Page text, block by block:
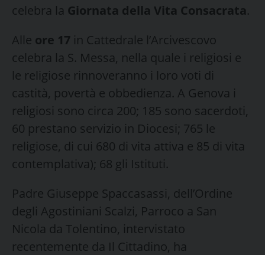
celebra la Giornata della Vita Consacrata.
Alle ore 17 in Cattedrale l’Arcivescovo
celebra la S. Messa, nella quale i religiosi e
le religiose rinnoveranno i loro voti di
castità, povertà e obbedienza. A Genova i
religiosi sono circa 200; 185 sono sacerdoti,
60 prestano servizio in Diocesi; 765 le
religiose, di cui 680 di vita attiva e 85 di vita
contemplativa); 68 gli Istituti.
Padre Giuseppe Spaccasassi, dell’Ordine
degli Agostiniani Scalzi, Parroco a San
Nicola da Tolentino, intervistato
recentemente da Il Cittadino, ha